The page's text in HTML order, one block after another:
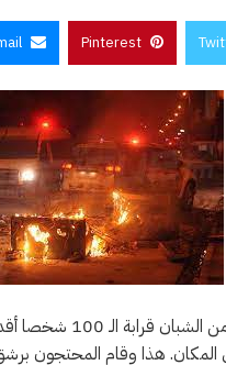
Pinterest
علمت عليسة
هذا وقام المحتجون